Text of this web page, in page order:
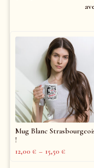
Mug Blanc
!
12,00 € – 15,50 €